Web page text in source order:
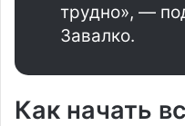
трудно», —
Завалко.
Как начать